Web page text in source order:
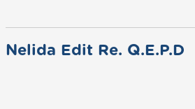
Nelida Edit Re. Q.E.P.D